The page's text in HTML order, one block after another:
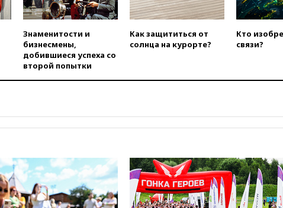
вчера, 21:35После
складе в Брянске
уголовное дело
Хорватии
свыше 6,5 тысячи
вчера, 20:53
«Интервидение»
пройдет в 2026 году
Знаменитости и
бизнесмены,
добившиеся успеха со
второй попытки
Как защититься от
солнца на курорте?
Кто
связи?